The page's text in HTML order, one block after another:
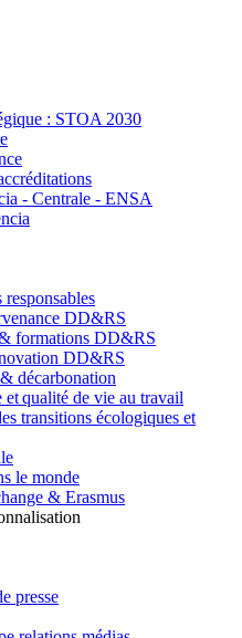
: STOA 2030
- Centrale - ENSA
DD&RS
formations DD&RS
DD&RS
décarbonation
qualité de vie au travail
transitions écologiques et
le monde
& Erasmus
presse